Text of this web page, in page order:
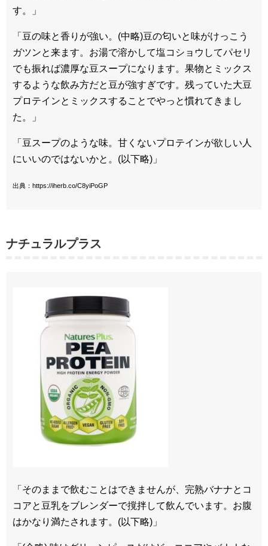
す。」
「豆の味と香りが強い。(中略)豆の匂いと味がけっこう
ガツンと来ます。お湯で溶かして塩コショウしてパセリ
でも振れば濃厚な豆スープになります。果物とミックス
するような飲み方だと豆が強すぎです。残っていた大豆
プロテインとミックスすることでやっと慣れてきまし
た。」
「豆スープのような味。甘くないプロテインが欲しい人
にいいのではないかと。(以下略)」
出典：https://iherb.co/C8yiPoGP
ナチュラルプラス
「そのままで飲むことはできませんが、完熟バナナとコ
コアと豆乳をブレンダーで撹拌して飲んでいます。お腹
はかなり満たされます。(以下略)」